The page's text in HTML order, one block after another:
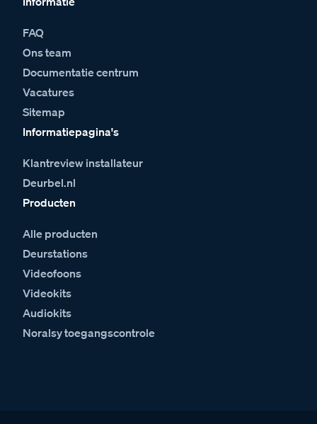
FAQ
Ons team
Documentatie centrum
Vacatures
Sitemap
Informatiepagina's
Klantreview installateur
Deurbel.nl
Producten
Alle producten
Deurstations
Videofoons
Videokits
Audiokits
Noralsy toegangscontrole